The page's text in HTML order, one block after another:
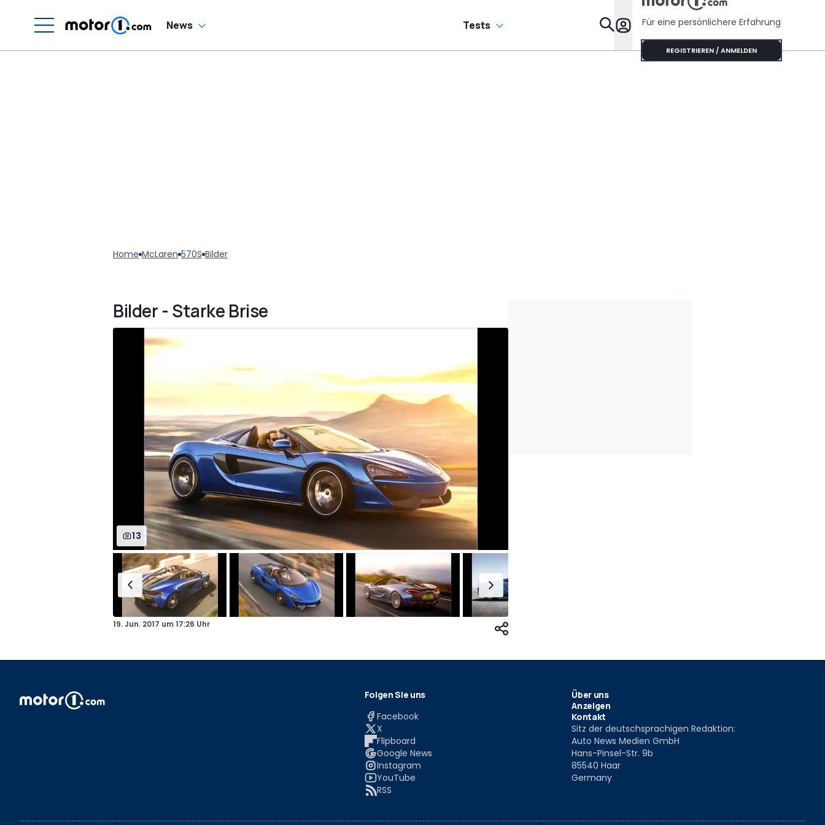
News Tests Specials
Für eine persönlichere Erfahrung
REGISTRIEREN / ANMELDEN
Home McLaren 570S Bilder
Bilder - Starke Brise
13
19. Jun. 2017 um17:26 Uhr
Folgen Sie uns
Facebook
X
Flipboard
Google News
Instagram
YouTube
RSS
Über uns
Anzeigen
Kontakt
Sitz der deutschsprachigen Redaktion:
Auto News Medien GmbH
Hans-Pinsel-Str. 9b
85540 Haar
Germany